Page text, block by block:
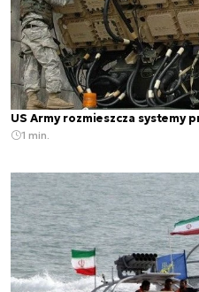
US Army rozmieszcza systemy
1 min.